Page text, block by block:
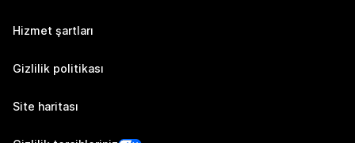
Hizmet şartları
Gizlilik politikası
Site haritası